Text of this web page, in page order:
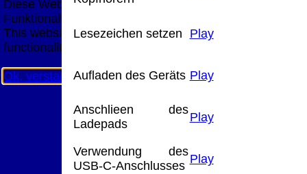
Lesezeichen setzen Play
Aufladen des Geräts Play
Anschlieen des
Ladepads
Play
Verwendung des
USB-C-Anschlusses Play
Diese Website nutzt Cookies, um bestmögliche
Funktionalität bieten zu können.
This website uses cookies to provide the best possible
functionality.
Ok, verstanden Mehr Infos